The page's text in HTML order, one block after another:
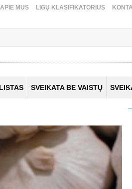
APIE MUS LIGŲ KLASIFIKATORIUS
SVEIKATA BE VAISTŲ